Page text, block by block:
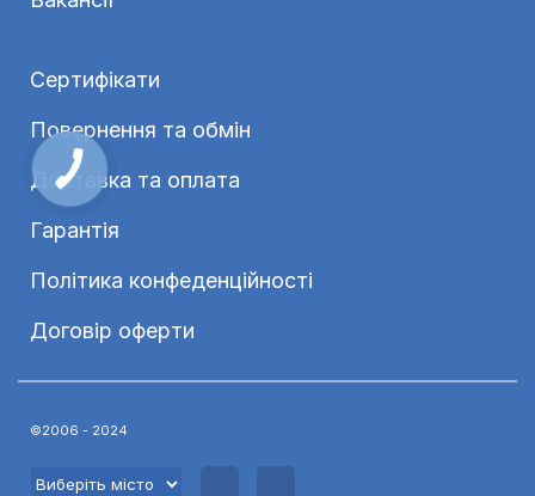
Сертифікати
Повернення та обмін
Доставка та оплата
Гарантія
Політика конфеденційності
Договір оферти
©2006 - 2024